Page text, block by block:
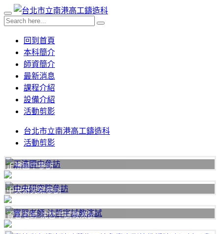
回到首頁
本科簡介
師資簡介
最新消息
課程介紹
設備介紹
活動剪影
台北市立南港高工鑄造科
活動剪影
正濱國中參訪
中央研究院參訪
實習老師-沈哲宇試教演試